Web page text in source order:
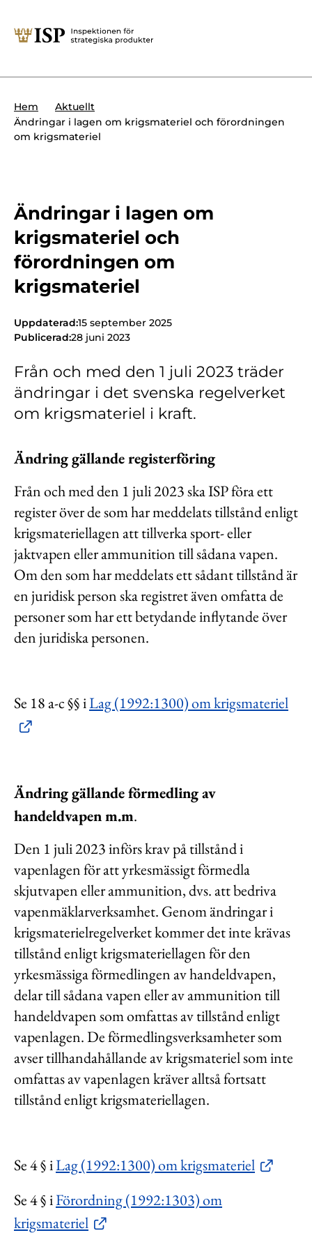
Söktips:
Presskontakt
Forskningssäkerhet
Krigsmateriel
Produkter med dubbla
Internationella sanktioner
Kemvapen-konventionen
Om ISP
Kontakt
Kundwebben
In English
Hem
Aktuellt
Ändringar i lagen om krigsmateriel och förordningen
om krigsmateriel
Ändringar i lagen om
krigsmateriel och
förordningen om
krigsmateriel
Uppdaterad:15 september 2025
Publicerad:28 juni 2023
Från och med den 1 juli 2023 träder
ändringar i det svenska regelverket
om krigsmateriel i kraft.
Ändring gällande registerföring
Från och med den 1 juli 2023 ska ISP föra ett
register över de som har meddelats tillstånd enligt
krigsmateriellagen att tillverka sport- eller
jaktvapen eller ammunition till sådana vapen.
Om den som har meddelats ett sådant tillstånd är
en juridisk person ska registret även omfatta de
personer som har ett betydande inflytande över
den juridiska personen.
Se 18 a-c §§ iLag (1992:1300) om krigsmateriel
Ändring gällande förmedling av
handeldvapen m.m.
Den 1 juli 2023 införs krav på tillstånd i
vapenlagen för att yrkesmässigt förmedla
skjutvapen eller ammunition, dvs. att bedriva
vapenmäklarverksamhet. Genom ändringar i
krigsmaterielregelverket kommer det inte krävas
tillstånd enligt krigsmateriellagen för den
yrkesmässiga förmedlingen av handeldvapen,
delar till sådana vapen eller av ammunition till
handeldvapen som omfattas av tillstånd enligt
vapenlagen. De förmedlingsverksamheter som
avser tillhandahållande av krigsmateriel som inte
omfattas av vapenlagen kräver alltså fortsatt
tillstånd enligt krigsmateriellagen.
Se 4 § iLag (1992:1300) om krigsmateriel
Se 4 § iFörordning (1992:1303) om
krigsmateriel